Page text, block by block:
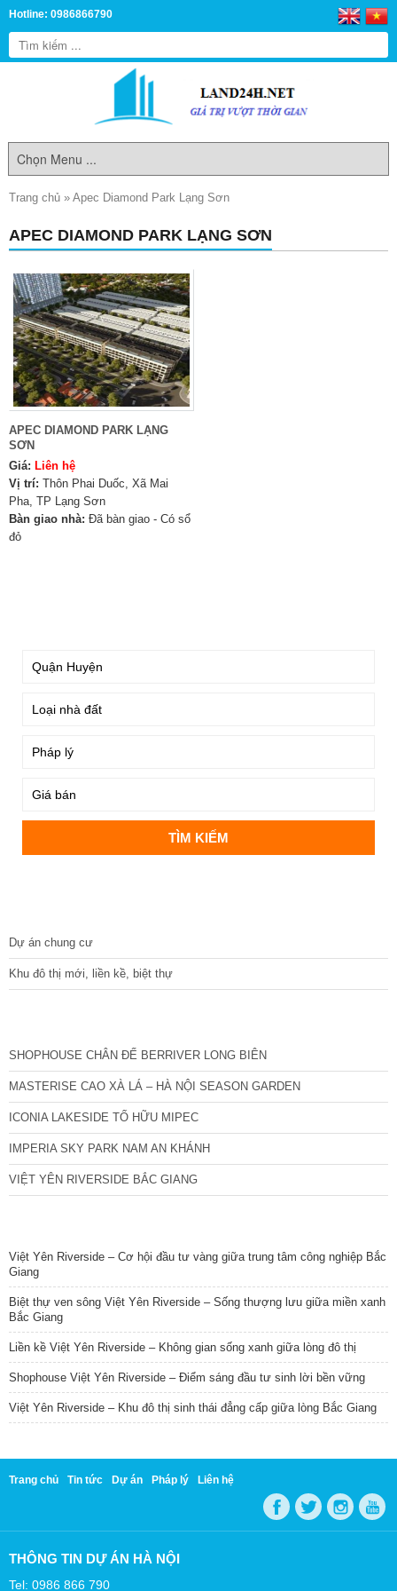
Hotline: 0986866790
Trang chủ » Apec Diamond Park Lạng Sơn
APEC DIAMOND PARK LẠNG SƠN
APEC DIAMOND PARK LẠNG
SƠN
Giá: Liên hệ
Vị trí: Thôn Phai Duốc, Xã Mai
Pha, TP Lạng Sơn
Bàn giao nhà: Đã bàn giao - Có sổ
đỏ
Dự án chung cư
Khu đô thị mới, liền kề, biệt thự
SHOPHOUSE CHÂN ĐẾ BERRIVER LONG BIÊN
MASTERISE CAO XÀ LÁ – HÀ NỘI SEASON GARDEN
ICONIA LAKESIDE TỐ HỮU MIPEC
IMPERIA SKY PARK NAM AN KHÁNH
VIỆT YÊN RIVERSIDE BẮC GIANG
Việt Yên Riverside – Cơ hội đầu tư vàng giữa trung tâm công nghiệp Bắc
Giang
Biệt thự ven sông Việt Yên Riverside – Sống thượng lưu giữa miền xanh
Bắc Giang
Liền kề Việt Yên Riverside – Không gian sống xanh giữa lòng đô thị
Shophouse Việt Yên Riverside – Điểm sáng đầu tư sinh lời bền vững
Việt Yên Riverside – Khu đô thị sinh thái đẳng cấp giữa lòng Bắc Giang
Trang chủ Tin tức Dự án Pháp lý Liên hệ
THÔNG TIN DỰ ÁN HÀ NỘI
Tel: 0986 866 790